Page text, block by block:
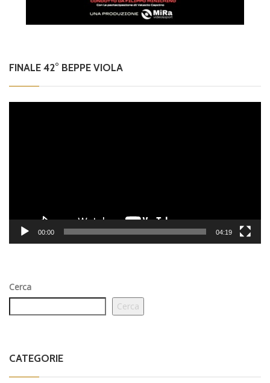
FINALE 42° BEPPE VIOLA
00:00 04:19
Cerca
Cerca
CATEGORIE